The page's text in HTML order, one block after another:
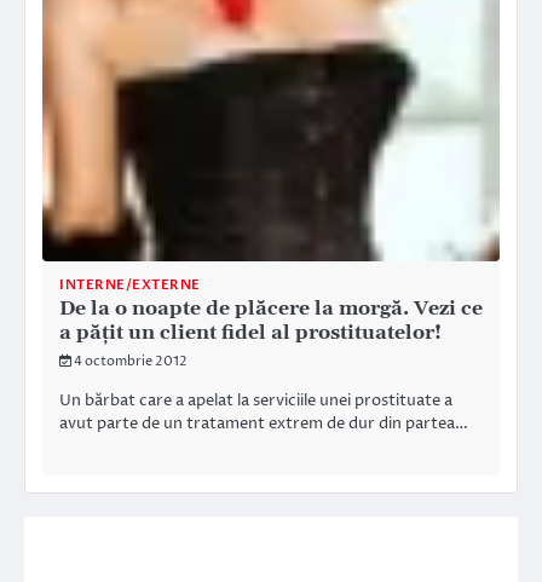
INTERNE/EXTERNE
De la o noapte de plăcere la morgă. Vezi ce
a păţit un client fidel al prostituatelor!
4 octombrie 2012
Un bărbat care a apelat la serviciile unei prostituate a
avut parte de un tratament extrem de dur din partea…